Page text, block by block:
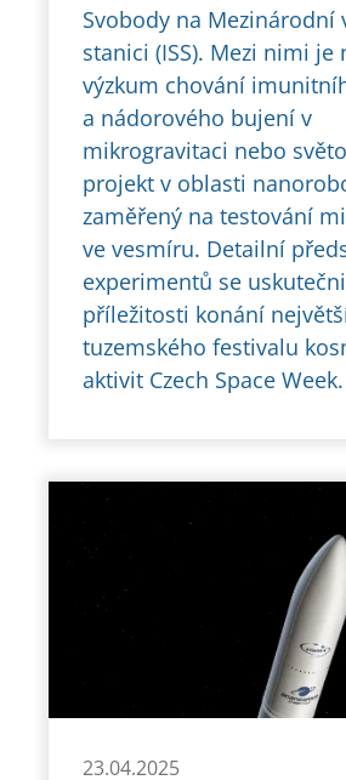
Svobody na Mezinárodní
stanici (ISS). Mezi nimi je
výzkum chování
a nádorového bujení v
mikrogravitaci nebo
projekt v oblasti
zaměřený na testování
ve vesmíru. Detailní
experimentů se
příležitosti konání
tuzemského festivalu
aktivit Czech Space Week.
23.04.2025